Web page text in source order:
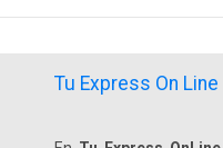
Tu Express On Line